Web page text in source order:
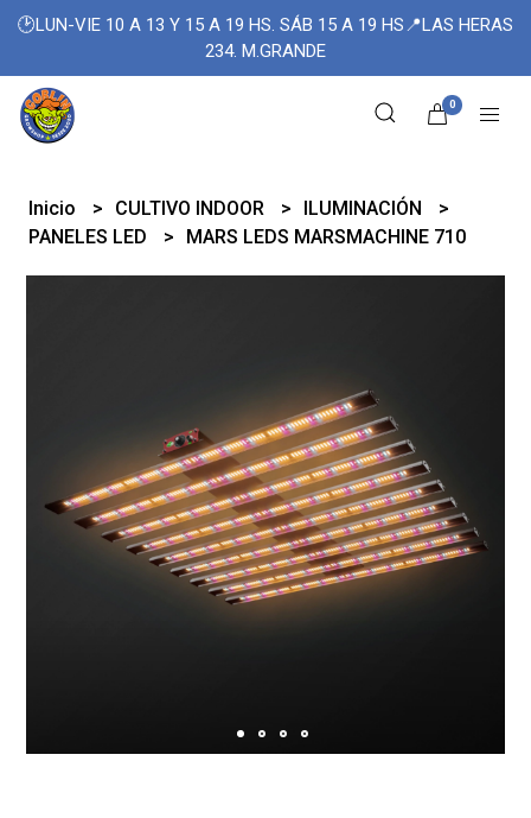
🕑LUN-VIE 10 A 13 Y 15 A 19 HS. SÁB 15 A 19 HS📍LAS HERAS
234. M.GRANDE
0
Inicio CULTIVO INDOOR
ILUMINACIÓN
PANELES LED
MARS LEDS MARSMACHINE 710